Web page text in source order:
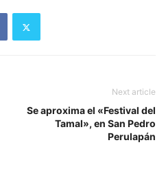
Next article
Se aproxima el «Festival del
Tamal», en San Pedro
Perulapán